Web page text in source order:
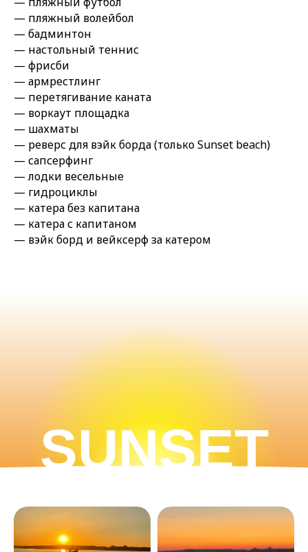
— пляжный волейбол
— бадминтон
— настольный теннис
— фрисби
— армрестлинг
— перетягивание каната
— воркаут площадка
— шахматы
— реверс для вэйк борда (только Sunset beach)
— сапсерфинг
— лодки весельные
— гидроциклы
— катера без капитана
— катера с капитаном
— вэйк борд и вейксерф за катером
SUNSET